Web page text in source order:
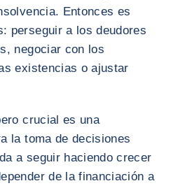
Entonces es
perseguir a los deudores
negociar con los
existencias o ajustar
crucial es una
la toma de decisiones
a seguir haciendo crecer
de la financiación a